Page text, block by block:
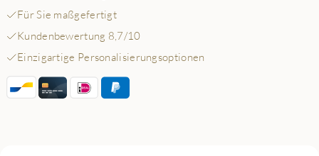
Für Sie maßgefertigt
Kundenbewertung 8,7/10
Einzigartige Personalisierungsoptionen